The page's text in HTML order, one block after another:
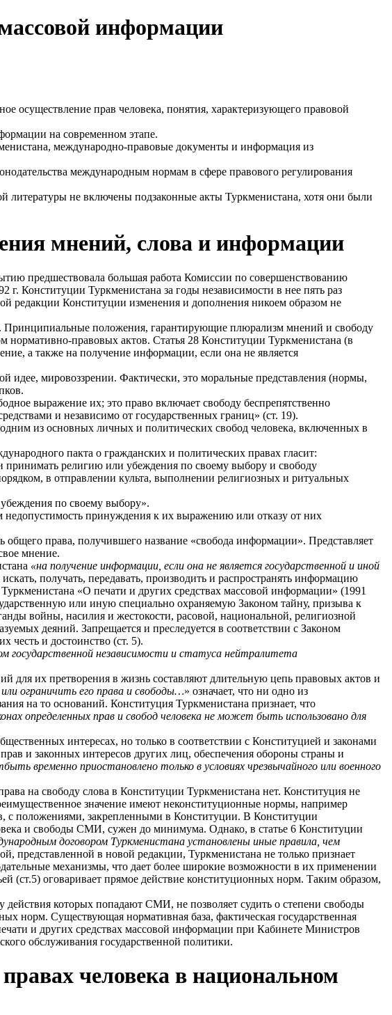
информации
осуществление прав человека, понятия, характеризующего правовой
на современном этапе.
международно-правовые документы и информация из
международным нормам в сфере правового регулирования
литературы не включены подзаконные акты Туркменистана, хотя они были
мнений, слова и информации
предшествовала большая работа Комиссии по совершенствованию
Конституции Туркменистана за годы независимости в нее пять раз
редакции Конституции изменения и дополнения никоем образом не
положения, гарантирующие плюрализм мнений и свободу
правовых актов. Статья 28 Конституции Туркменистана (в
а также на получение информации, если она не является
идее, мировоззрении. Фактически, это моральные представления (нормы,
выражение их; это право включает свободу беспрепятственно
и независимо от государственных границ» (ст. 19).
из основных личных и политических свобод человека, включенных в
пакта о гражданских и политических правах гласит:
принимать религию или убеждения по своему выбору и свободу
в отправлении культа, выполнении религиозных и ритуальных
по своему выбору».
принуждения к их выражению или отказу от них
права, получившего название «свобода информации». Представляет
мнение.
«на получение информации, если она не является государственной и иной
получать, передавать, производить и распространять информацию
«О печати и других средствах массовой информации» (1991
или иную специально охраняемую Законом тайну, призыва к
войны, насилия и жестокости, расовой, национальной, религиозной
деяний. Запрещается и преследуется в соответствии с Законом
честь и достоинство (ст. 5).
независимости и статуса нейтралитета
для их претворения в жизнь составляют длительную цепь правовых актов и
ограничить его права и свободы…» означает, что ни одно из
на то оснований. Конституция Туркменистана признает, что
определенных прав и свобод человека не может быть использовано для
интересах, но только в соответствии с Конституцией и законами
и законных интересов других лиц, обеспечения обороны страны и
быть временно приостановлено только в условиях чрезвычайного или военного
на свободу слова в Конституции Туркменистана нет. Конституция не
значение имеют неконституционные нормы, например
с положениями, закрепленными в Конституции. В Конституции
и свободы СМИ, сужен до минимума. Однако, в статье 6 Конституции
договором Туркменистана установлены иные правила, чем
представленной в новой редакции, Туркменистана не только признает
механизмы, что дает более широкие возможности в их применении
(ст.5) оговаривает прямое действие конституционных норм. Таким образом,
которых попадают СМИ, не позволяет судить о степени свободы
норм. Существующая нормативная база, фактическая государственная
и других средствах массовой информации при Кабинете Министров
обслуживания государственной политики.
человека в национальном